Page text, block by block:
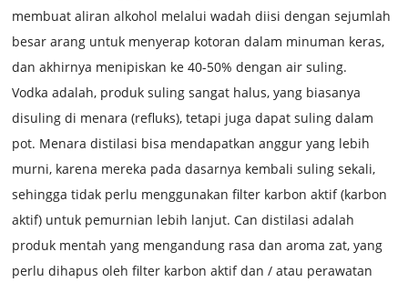
membuat aliran alkohol melalui wadah diisi dengan sejumlah
besar arang untuk menyerap kotoran dalam minuman keras,
dan akhirnya menipiskan ke 40-50% dengan air suling.
Vodka adalah, produk suling sangat halus, yang biasanya
disuling di menara (refluks), tetapi juga dapat suling dalam
pot. Menara distilasi bisa mendapatkan anggur yang lebih
murni, karena mereka pada dasarnya kembali suling sekali,
sehingga tidak perlu menggunakan filter karbon aktif (karbon
aktif) untuk pemurnian lebih lanjut. Can distilasi adalah
produk mentah yang mengandung rasa dan aroma zat, yang
perlu dihapus oleh filter karbon aktif dan / atau perawatan